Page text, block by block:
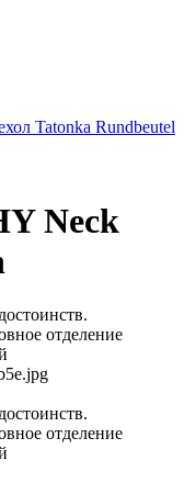
Tatonka Rundbeutel
Neck
отделение
отделение